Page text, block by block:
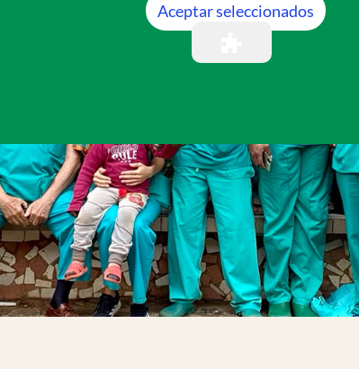
Aceptar seleccionados